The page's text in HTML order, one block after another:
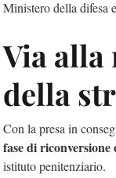
Ministero della difesa
Via alla
della
Con la presa in
fase di
istituto penitenziario.